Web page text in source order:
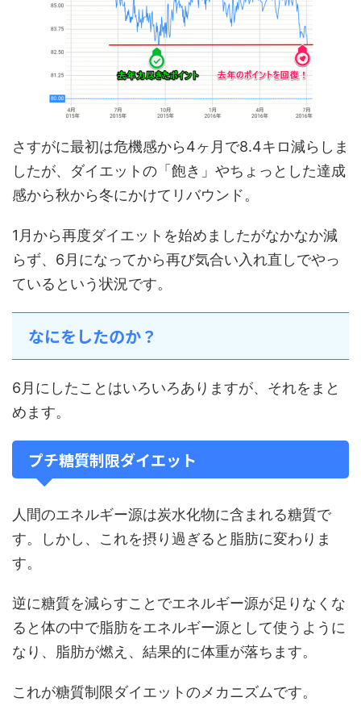
さすがに最初は危機感から4ヶ月で8.4キロ減らしま
したが、ダイエットの「飽き」やちょっとした達成
感から秋から冬にかけてリバウンド。
1月から再度ダイエットを始めましたがなかなか減
らず、6月になってから再び気合い入れ直しでやっ
ているという状況です。
なにをしたのか？
6月にしたことはいろいろありますが、それをまと
めます。
プチ糖質制限ダイエット
人間のエネルギー源は炭水化物に含まれる糖質で
す。しかし、これを摂り過ぎると脂肪に変わりま
す。
逆に糖質を減らすことでエネルギー源が足りなくな
ると体の中で脂肪をエネルギー源として使うように
なり、脂肪が燃え、結果的に体重が落ちます。
これが糖質制限ダイエットのメカニズムです。